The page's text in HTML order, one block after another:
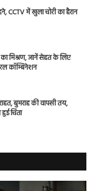
CCTV में खुला चोरी का हैरान
मिश्रण, जानें सेहत के लिए
कॉम्बिनेशन
बुमराह की वापसी तय,
चिंता